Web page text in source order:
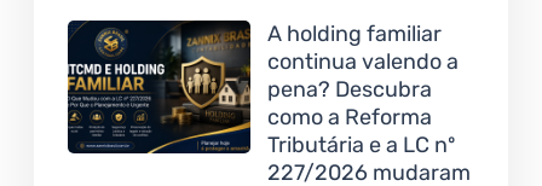
A holding familiar
continua valendo a
pena? Descubra
como a Reforma
Tributária e a LC nº
227/2026 mudaram